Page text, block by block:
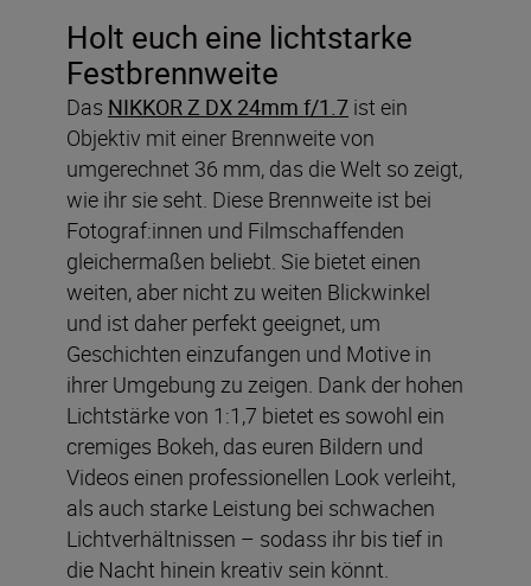
Holt euch eine lichtstarke
Festbrennweite
Das NIKKOR Z DX 24mm f/1.7 ist ein
Objektiv mit einer Brennweite von
umgerechnet 36 mm, das die Welt so zeigt,
wie ihr sie seht. Diese Brennweite ist bei
Fotograf:innen und Filmschaffenden
gleichermaßen beliebt. Sie bietet einen
weiten, aber nicht zu weiten Blickwinkel
und ist daher perfekt geeignet, um
Geschichten einzufangen und Motive in
ihrer Umgebung zu zeigen. Dank der hohen
Lichtstärke von 1:1,7 bietet es sowohl ein
cremiges Bokeh, das euren Bildern und
Videos einen professionellen Look verleiht,
als auch starke Leistung bei schwachen
Lichtverhältnissen – sodass ihr bis tief in
die Nacht hinein kreativ sein könnt.